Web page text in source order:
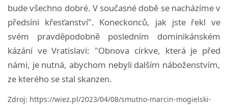
bude všechno dobré. V současné době se nacházíme v
předsíni křesťanství". Koneckonců, jak jste řekl ve
svém pravděpodobně posledním dominikánském
kázání ve Vratislavi: "Obnova církve, která je před
námi, je nutná, abychom nebyli dalším náboženstvím,
ze kterého se stal skanzen.
Zdroj: https://wiez.pl/2023/04/08/smutno-marcin-mogielski-